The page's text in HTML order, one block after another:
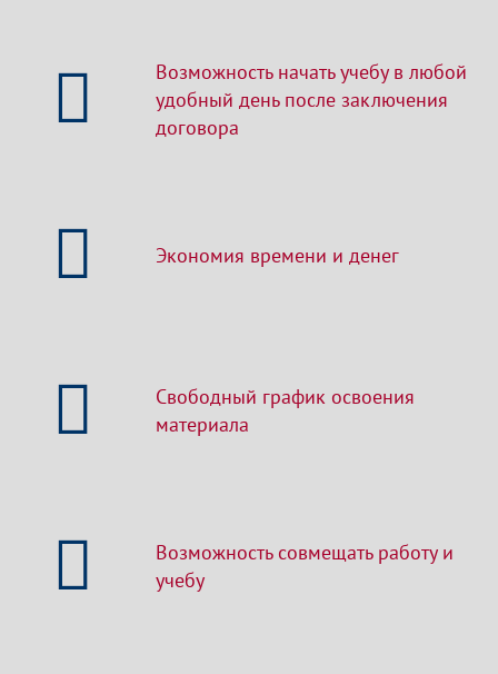
Возможность начать учебу в любой
удобный день после заключения
договора
Экономия времени и денег
Свободный график освоения
материала
Возможность совмещать работу и
учебу